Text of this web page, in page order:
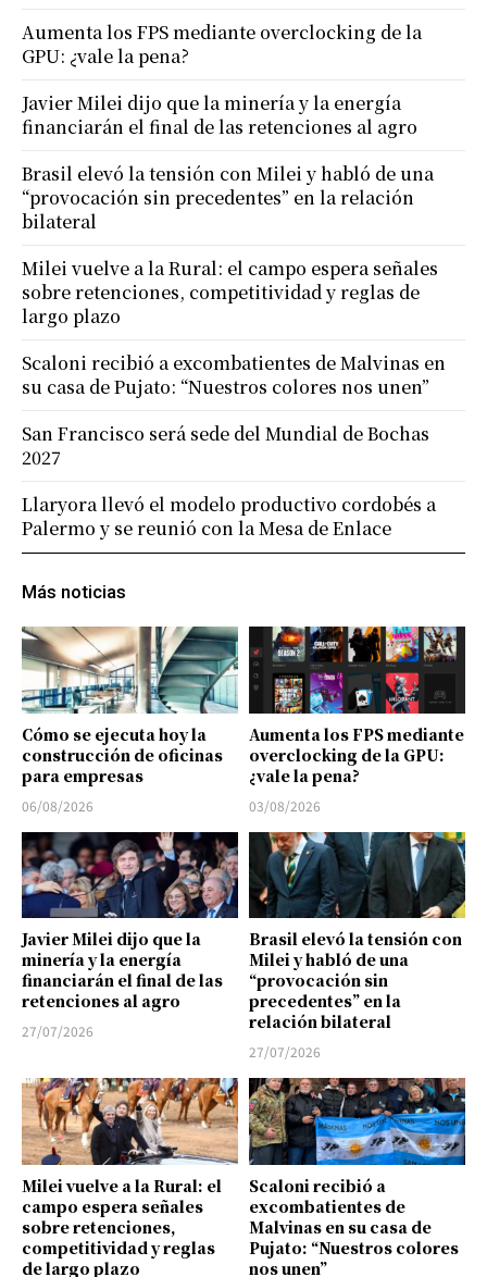
Más noticias
Cómo se ejecuta hoy la
construcción de oficinas
para empresas
06/08/2026
Aumenta los FPS mediante
overclocking de la GPU:
¿vale la pena?
03/08/2026
Javier Milei dijo que la
minería y la energía
financiarán el final de las
retenciones al agro
27/07/2026
Brasil elevó la tensión con
Milei y habló de una
“provocación sin
precedentes” en la
relación bilateral
27/07/2026
Milei vuelve a la Rural: el
campo espera señales
sobre retenciones,
competitividad y reglas
de largo plazo
Scaloni recibió a
excombatientes de
Malvinas en su casa de
Pujato: “Nuestros colores
nos unen”
Aumenta los FPS mediante overclocking de la
GPU: ¿vale la pena?
Javier Milei dijo que la minería y la energía
financiarán el final de las retenciones al agro
Brasil elevó la tensión con Milei y habló de una
“provocación sin precedentes” en la relación
bilateral
Milei vuelve a la Rural: el campo espera señales
sobre retenciones, competitividad y reglas de
largo plazo
Scaloni recibió a excombatientes de Malvinas en
su casa de Pujato: “Nuestros colores nos unen”
San Francisco será sede del Mundial de Bochas
2027
Llaryora llevó el modelo productivo cordobés a
Palermo y se reunió con la Mesa de Enlace